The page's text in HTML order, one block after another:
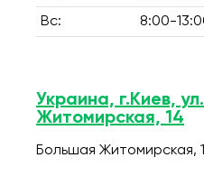
Вс: 8:00-
Украина, г.Киев,
Житомирская, 14
Большая Житомирская,